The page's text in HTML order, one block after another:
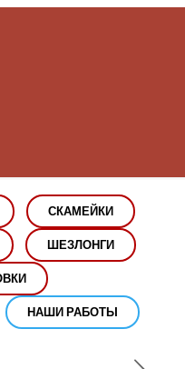
СКАМЕЙКИ
ШЕЗЛОНГИ
НАШИ РАБОТЫ